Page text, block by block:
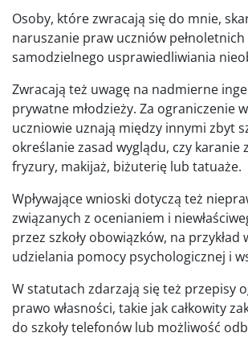
Osoby, które zwracają się do mnie,
naruszanie praw uczniów pełnoletnich
samodzielnego usprawiedliwiania
Zwracają też uwagę na nadmierne
prywatne młodzieży. Za ograniczenie
uczniowie uznają między innymi zbyt
określanie zasad wyglądu, czy karanie
fryzury, makijaż, biżuterię lub tatuaże.
Wpływające wnioski dotyczą też
związanych z ocenianiem i
przez szkoły obowiązków, na przykład
udzielania pomocy psychologicznej i
W statutach zdarzają się też przepisy
prawo własności, takie jak całkowity
do szkoły telefonów lub możliwość